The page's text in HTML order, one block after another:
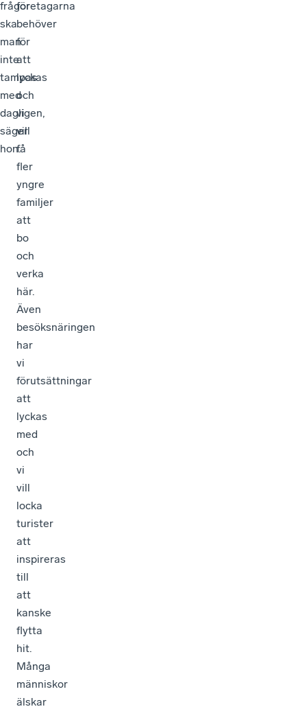
frågor
ska
man
inte
tampas
med
dagligen,
säger
hon.
företagarna
behöver
för
att
lyckas
och
vi
vill
få
fler
yngre
familjer
att
bo
och
verka
här.
Även
besöksnäringen
har
vi
förutsättningar
att
lyckas
med
och
vi
vill
locka
turister
att
inspireras
till
att
kanske
flytta
hit.
Många
människor
älskar